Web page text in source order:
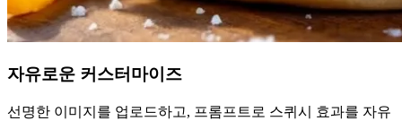
자유로운 커스터마이즈
선명한 이미지를 업로드하고, 프롬프트로 스퀴시 효과를 자유